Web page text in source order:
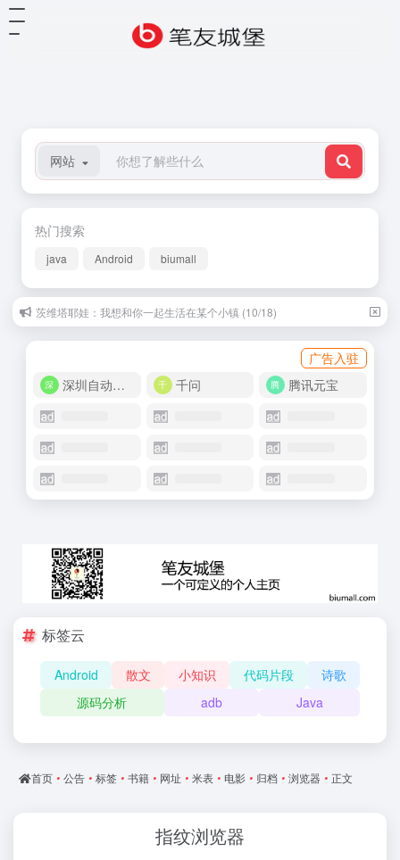
网站
热门搜索
java Android biumall
茨维塔耶娃：我想和你一起生活在某个小镇 (10/18)
广告入驻
深圳自动化商城
千问 腾讯元宝
标签云
Android 散文 小知识 代码片段
诗歌
源码分析
adb Java
首页 • 公告 • 标签 • 书籍 • 网址 • 米表 • 电影 • 归档 • 浏览器 • 正文
指纹浏览器